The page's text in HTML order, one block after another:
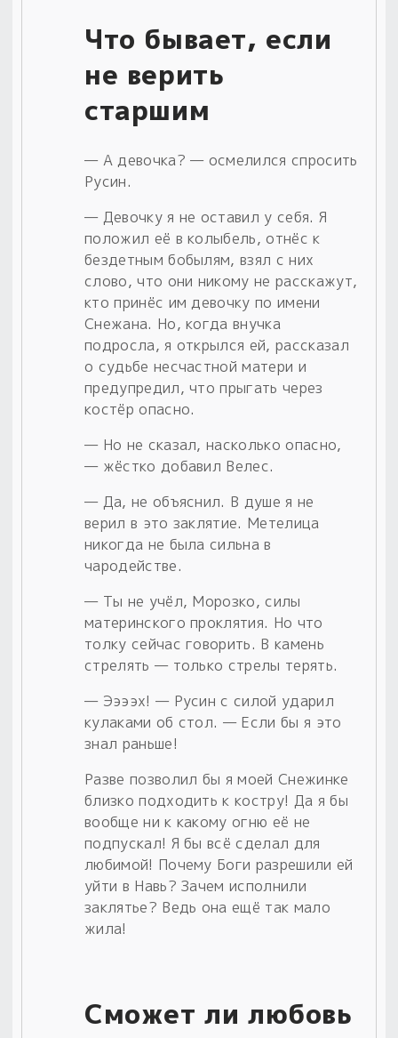
Что бывает, если
не верить
старшим
— А девочка? — осмелился спросить
Русин.
— Девочку я не оставил у себя. Я
положил её в колыбель, отнёс к
бездетным бобылям, взял с них
слово, что они никому не расскажут,
кто принёс им девочку по имени
Снежана. Но, когда внучка
подросла, я открылся ей, рассказал
о судьбе несчастной матери и
предупредил, что прыгать через
костёр опасно.
— Но не сказал, насколько опасно,
— жёстко добавил Велес.
— Да, не объяснил. В душе я не
верил в это заклятие. Метелица
никогда не была сильна в
чародействе.
— Ты не учёл, Морозко, силы
материнского проклятия. Но что
толку сейчас говорить. В камень
стрелять — только стрелы терять.
— Ээээх! — Русин с силой ударил
кулаками об стол. — Если бы я это
знал раньше!
Разве позволил бы я моей Снежинке
близко подходить к костру! Да я бы
вообще ни к какому огню её не
подпускал! Я бы всё сделал для
любимой! Почему Боги разрешили ей
уйти в Навь? Зачем исполнили
заклятье? Ведь она ещё так мало
жила!
Сможет ли любовь